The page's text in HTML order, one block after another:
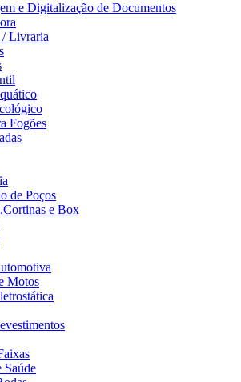
e Digitalização de Documentos
/ Livraria
Fogões
de Poços
e Box
Motos
Saúde